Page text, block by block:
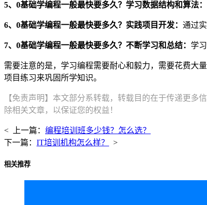
5、 0基础学编程一般最快要多久？ 学习数据结构和算法：
6、 0基础学编程一般最快要多久？ 实践项目开发： 通过
7、 0基础学编程一般最快要多久？ 不断学习和总结： 学
需要注意的是，学习编程需要耐心和毅力，需要花费大
项目练习来巩固所学知识。
【免责声明】本文部分系转载，转载目的在于传递更
除相关文章，以保证您的权益！
< 上一篇： 编程培训班多少钱？怎么选？
下一篇： IT培训机构怎么样？ >
相关推荐